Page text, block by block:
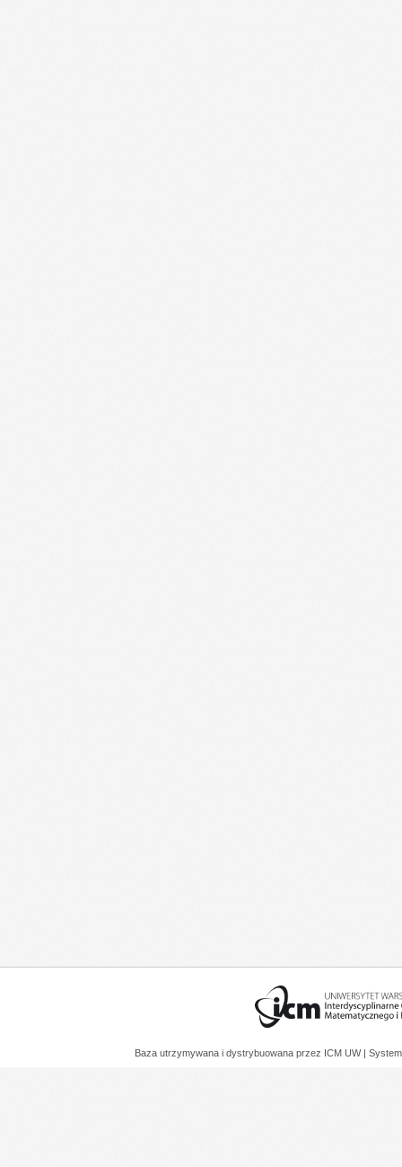
Baza utrzymywana i dystrybuowana przez ICM UW |